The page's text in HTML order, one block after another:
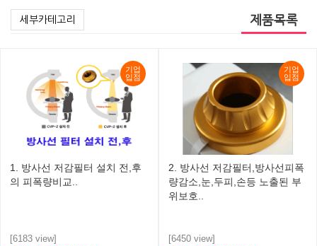
세부카테고리 제품목록
기업
입점
1. 방사선 저감필터 설치 전,후
의 피폭량비교..
[6183 view]
기업
입점
2. 방사선 저감필터,방사선피폭
량감소,눈,두피,손등 노출된 부
위보호..
[6450 view]